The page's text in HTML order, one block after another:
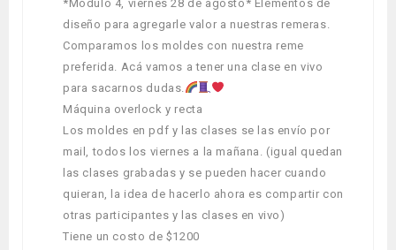
*Módulo 4, viernes 28 de agosto* Elementos de
diseño para agregarle valor a nuestras remeras.
Comparamos los moldes con nuestra reme
preferida. Acá vamos a tener una clase en vivo
para sacarnos dudas.
Máquina overlock y recta
Los moldes en pdf y las clases se las envío por
mail, todos los viernes a la mañana. (igual quedan
las clases grabadas y se pueden hacer cuando
quieran, la idea de hacerlo ahora es compartir con
otras participantes y las clases en vivo)
Tiene un costo de $1200